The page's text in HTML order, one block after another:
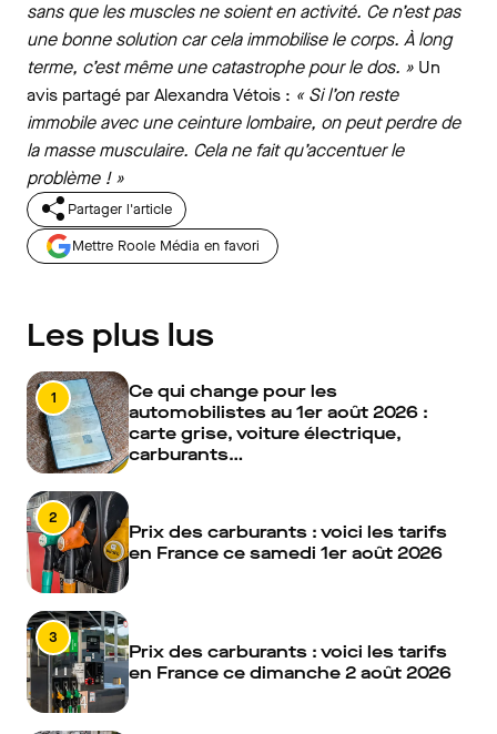
sans que les muscles ne soient en activité. Ce n’est pas
une bonne solution car cela immobilise le corps. À long
terme, c’est même une catastrophe pour le dos. » Un
avis partagé par Alexandra Vétois : « Si l’on reste
immobile avec une ceinture lombaire, on peut perdre de
la masse musculaire. Cela ne fait qu’accentuer le
problème ! »
Partager l'article
Mettre Roole Média en favori
Les plus lus
1
Ce qui change pour les
automobilistes au 1er août 2026 :
carte grise, voiture électrique,
carburants…
2
Prix des carburants : voici les tarifs
en France ce samedi 1er août 2026
3
Prix des carburants : voici les tarifs
en France ce dimanche 2 août 2026